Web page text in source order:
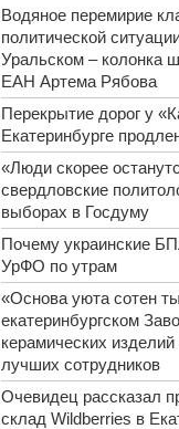
Водяное перемирие
политической
Уральском – колонка
ЕАН Артема Рябова
Перекрытие дорог у
Екатеринбурге
«Люди скорее
свердловские
выборах в Госдуму
Почему украинские
УрФО по утрам
«Основа уюта сотен
екатеринбургском
керамических изделий
лучших сотрудников
Очевидец рассказал
склад Wildberries в